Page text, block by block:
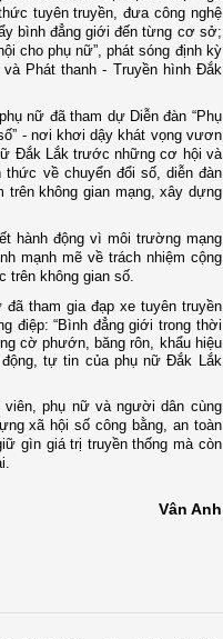
tuyên truyền, đưa công nghệ
bình đẳng giới đến từng cơ sở;
cho phụ nữ”, phát sóng định kỳ
Phát thanh - Truyền hình Đắk
nữ đã tham dự Diễn đàn “Phụ
- nơi khơi dậy khát vọng vươn
Đắk Lắk trước những cơ hội và
thức về chuyển đổi số, diễn đàn
trên không gian mạng, xây dựng
hành động vì môi trường mạng
mạnh mẽ về trách nhiệm cộng
trên không gian số.
tham gia đạp xe tuyên truyền
điệp: “Bình đẳng giới trong thời
cờ phướn, băng rôn, khẩu hiệu
tự tin của phụ nữ Đắk Lắk
phụ nữ và người dân cùng
xã hội số công bằng, an toàn
gìn giá trị truyền thống mà còn
Vân Anh